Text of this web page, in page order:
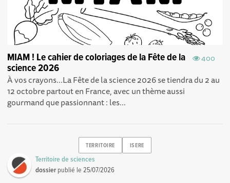
400
MIAM ! Le cahier de coloriages de la Fête de la
science 2026
À vos crayons...La Fête de la science 2026 se tiendra du 2 au
12 octobre partout en France, avec un thème aussi
gourmand que passionnant : les...
TERRITOIRE ISERE
Territoire de sciences
dossier publié le25/07/2026